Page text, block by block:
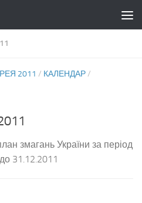
2011 / КАЛЕНДАР/
змагань України за період
31.12.2011